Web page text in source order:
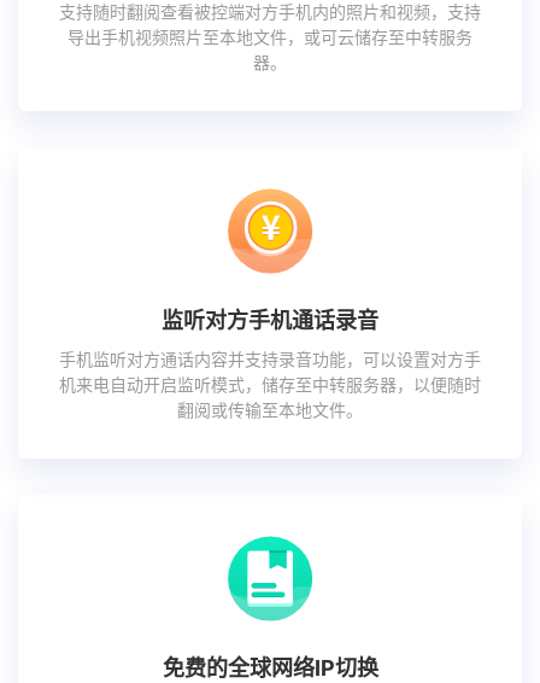
支持随时翻阅查看被控端对方手机内的照片和视频，支持
导出手机视频照片至本地文件，或可云储存至中转服务
器。
监听对方手机通话录音
手机监听对方通话内容并支持录音功能，可以设置对方手
机来电自动开启监听模式，储存至中转服务器，以便随时
翻阅或传输至本地文件。
免费的全球网络IP切换